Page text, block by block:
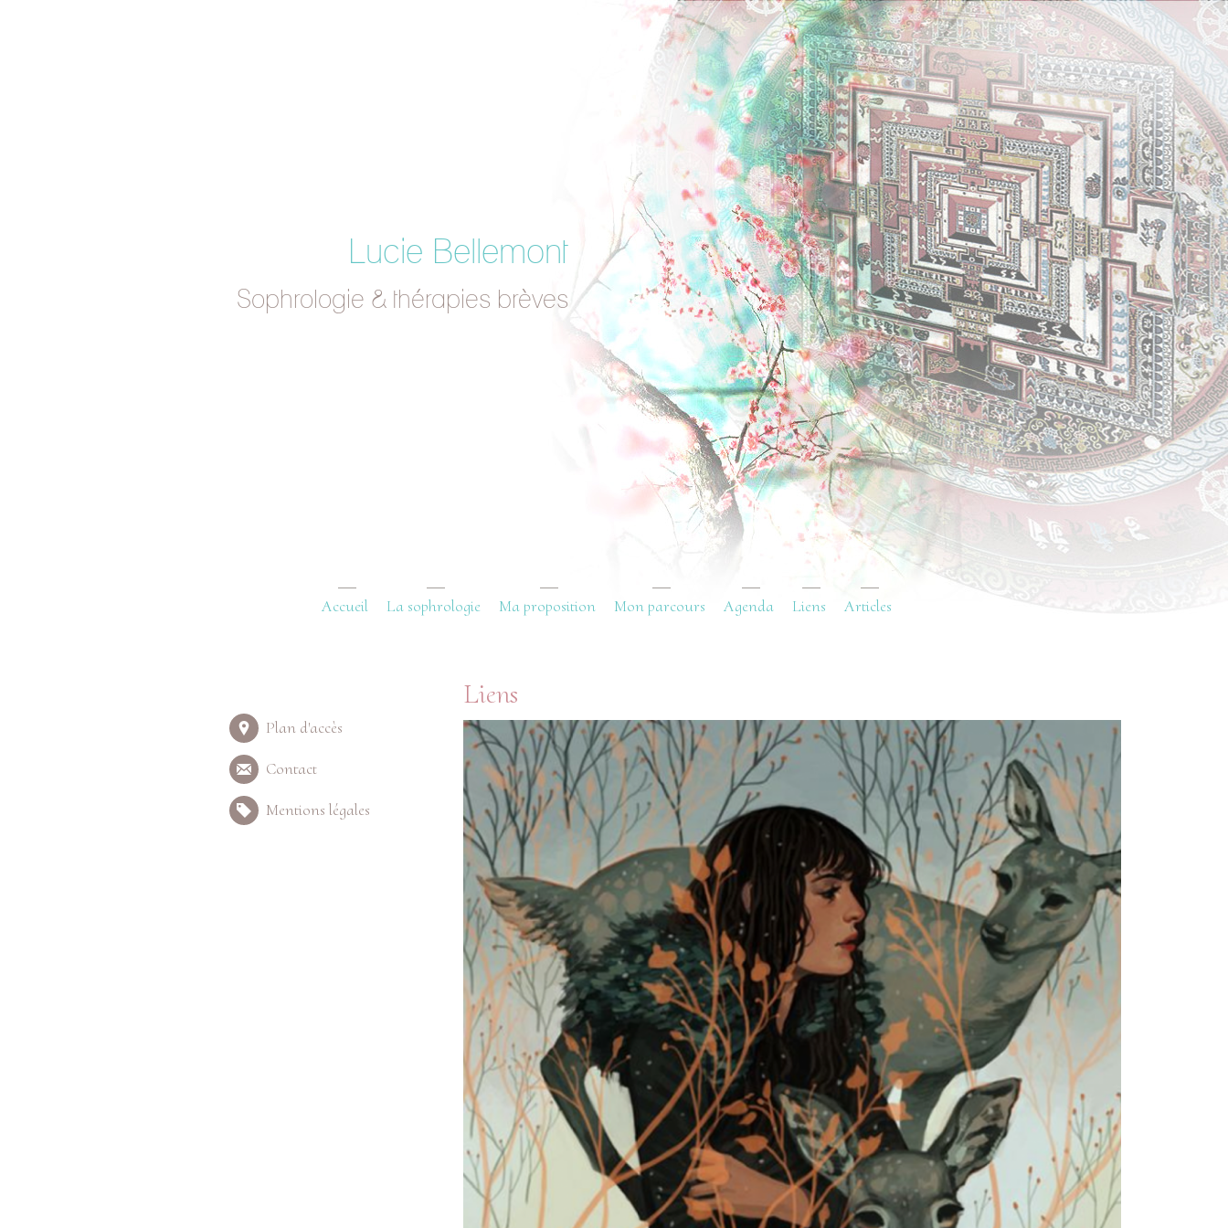
Accueil La sophrologie Ma proposition Mon parcours Agenda Liens Articles
Lucie Bellemont
Sophrologie & thérapies brèves
Plan d'accès
Contact
Mentions légales
Liens